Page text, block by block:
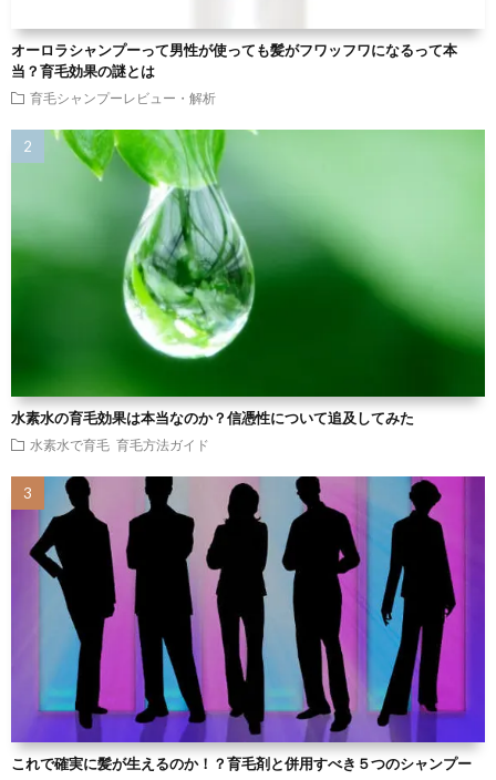
オーロラシャンプーって男性が使っても髪がフワッフワになるって本
当？育毛効果の謎とは
育毛シャンプーレビュー・解析
水素水の育毛効果は本当なのか？信憑性について追及してみた
水素水で育毛 育毛方法ガイド
これで確実に髪が生えるのか！？育毛剤と併用すべき５つのシャンプー